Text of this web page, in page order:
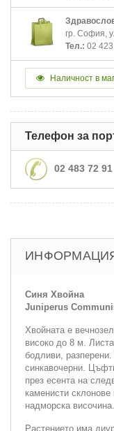
гр. София,
Тел.: 02
Наличност в
Телефон за
02 483 72 91
Синя Хвойна
Juniperus
Хвойната е
високо до 8 м.
бодливи,
синкавочерни.
през есента на
каменисти
надморска височина.
Растението има